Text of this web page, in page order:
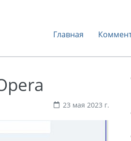
Главная
23 мая 2023 г.